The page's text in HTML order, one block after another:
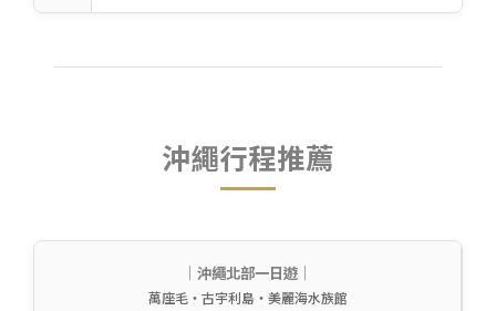
沖繩行程推薦
｜沖繩北部一日遊｜
萬座毛・古宇利島・美麗海水族館